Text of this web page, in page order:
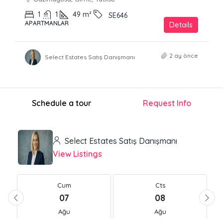
1 1 49 m² SE646
APARTMANLAR Details
Select Estates Satış Danışmanı 2 ay önce
Schedule a tour Request Info
Select Estates Satış Danışmanı
View Listings
Cum
07
Ağu
Cts
08
Ağu